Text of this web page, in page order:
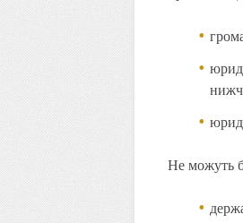
Не можуть